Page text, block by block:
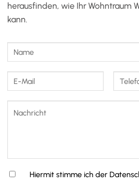
herausfinden, wie Ihr Wohntraum
kann.
Hiermit stimme ich der